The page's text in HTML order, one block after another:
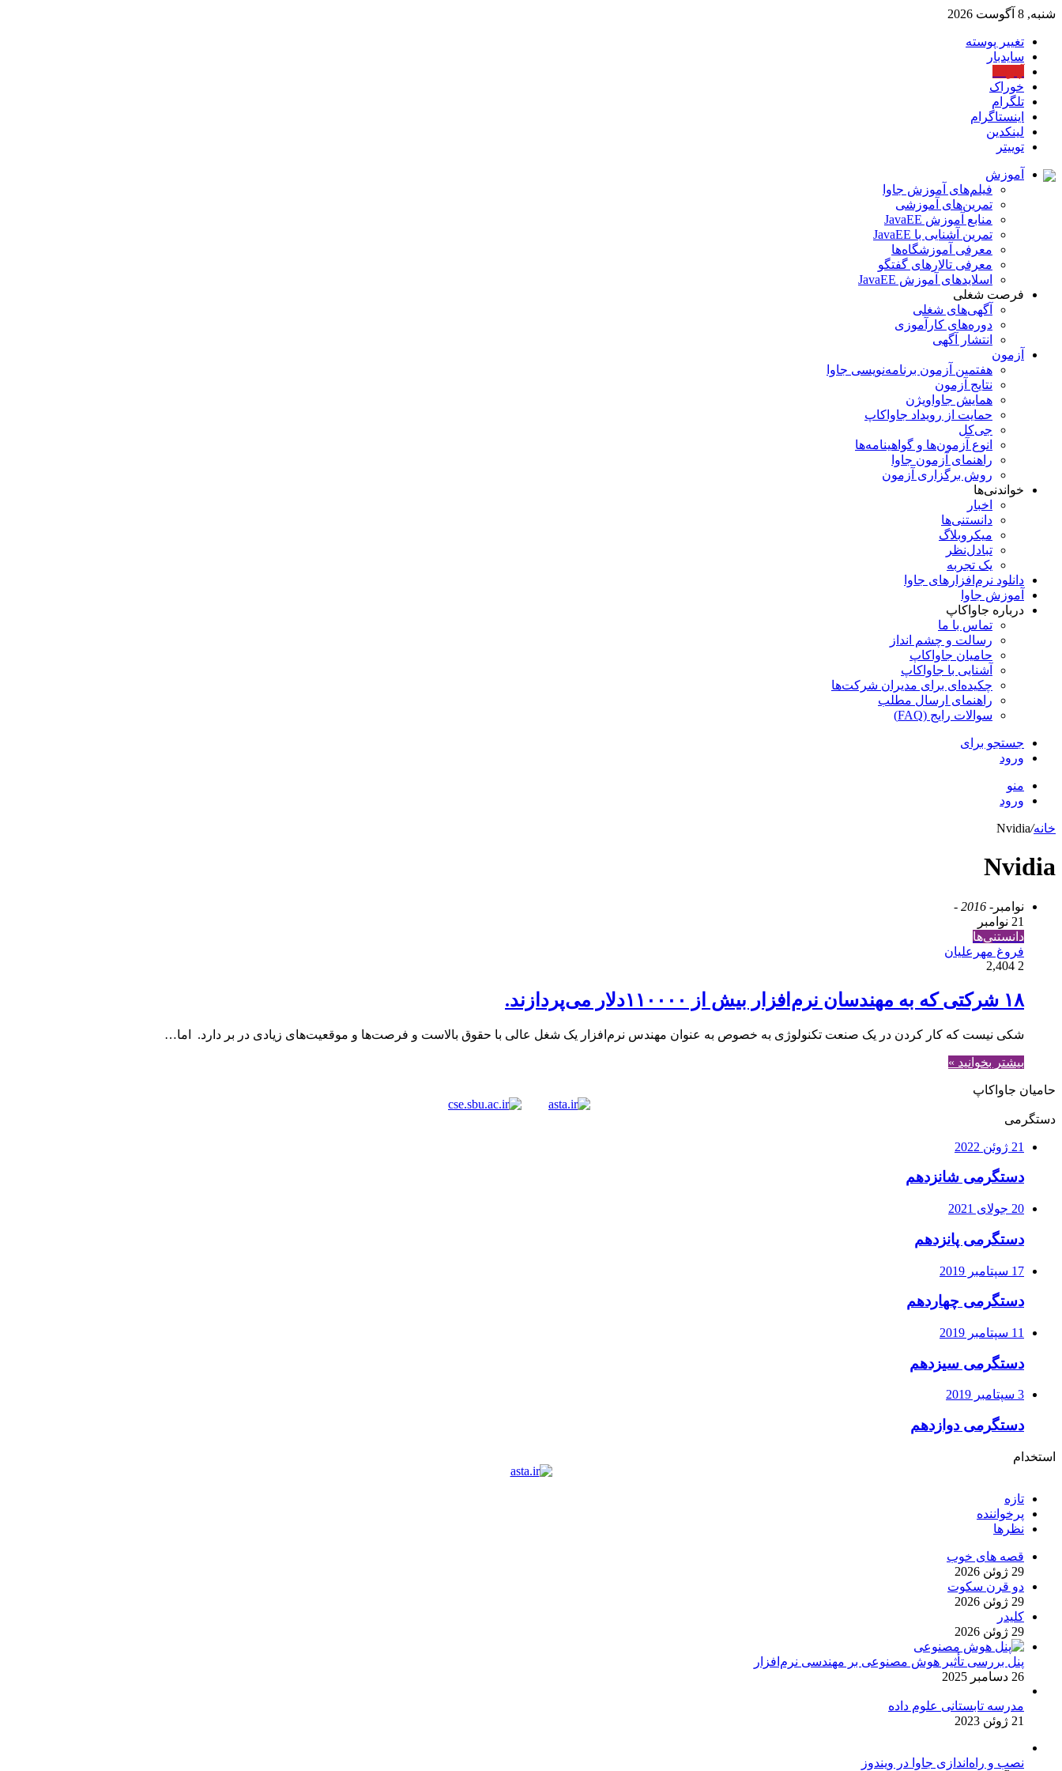
شنبه, 8 آگوست 2026
تغییر پوسته
سایدبار
خوراک
تلگرام
اینستاگرام
لینکدین
توییتر
آموزش
فیلم‌های آموزش جاوا
تمرین‌های آموزشی
منابع آموزش JavaEE
تمرین آشنایی با JavaEE
معرفی آموزشگاه‌ها
معرفی تالارهای گفتگو
اسلایدهای آموزش JavaEE
فرصت شغلی
آگهی‌های شغلی
دوره‌های کارآموزی
انتشار آگهی
آزمون
هفتمین آزمون برنامه‌نویسی جاوا
نتایج آزمون
همایش جاواویژن
حمایت از رویداد جاواکاپ
جی‌کل
انوع آزمون‌ها و گواهینامه‌ها
راهنمای آزمون جاوا
روش برگزاری آزمون
خواندنی‌ها
اخبار
دانستنی‌ها
میکروبلاگ
تبادل‌نظر
یک تجربه
دانلود نرم‌افزارهای جاوا
آموزش جاوا
درباره جاواکاپ
تماس با ما
رسالت و چشم انداز
حامیان جاواکاپ
آشنایی با جاواکاپ
چکیده‌ای برای مدیران شرکت‌ها
راهنمای ارسال مطلب
سوالات رایج (FAQ)
جستجو برای
ورود
منو
ورود
خانه/
Nvidia
Nvidia
نوامبر - 2016 -
21 نوامبر
دانستنی‌ها
فروغ مهرعلیان
2
۱۸ شرکتی که به مهندسان نرم‌افزار بیش از ۱۱۰۰۰۰دلار می‌پردازند.
شکی نیست که کار کردن در یک صنعت تکنولوژی به خصوص به عنوان مهندس نرم‌افزار یک شغل عالی با حقوق بالاست و فرصت‌ها و موقعیت‌های زیادی در بر دارد. اما…
بیشتر بخوانید »
حامیان جاواکاپ
دستگرمی
21 ژوئن 2022
دستگرمی شانزدهم
20 جولای 2021
دستگرمی پانزدهم
17 سپتامبر 2019
دستگرمی چهاردهم
11 سپتامبر 2019
دستگرمی سیزدهم
3 سپتامبر 2019
دستگرمی دوازدهم
استخدام
تازه
پرخواننده
نظرها
قصه های خوب
29 ژوئن 2026
دو قرن سکوت
29 ژوئن 2026
کلیدر
29 ژوئن 2026
پنل بررسی تأثیر هوش مصنوعی بر مهندسی نرم‌افزار
26 دسامبر 2025
مدرسه تابستانی علوم داده
21 ژوئن 2023
نصب و راه‌اندازی جاوا در ویندوز